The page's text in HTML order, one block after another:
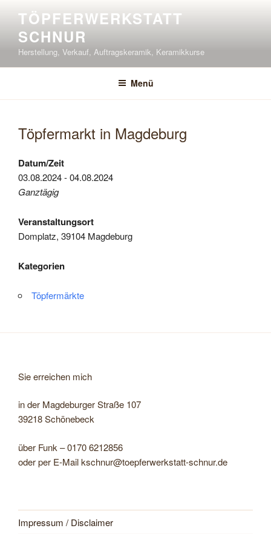
springen
TÖPFERWERKSTATT
SCHNUR
Herstellung, Verkauf, Auftragskeramik, Keramikkurse
Menü
Töpfermarkt in Magdeburg
Datum/Zeit
03.08.2024 - 04.08.2024
Ganztägig
Veranstaltungsort
Domplatz, 39104 Magdeburg
Kategorien
Töpfermärkte
Sie erreichen mich
in der Magdeburger Straße 107
39218 Schönebeck
über Funk – 0170 6212856
oder per E-Mail kschnur@toepferwerkstatt-schnur.de
Impressum / Disclaimer